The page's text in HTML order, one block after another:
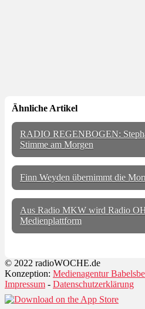
Ähnliche Artikel
RADIO REGENBOGEN:
Stimme am Morgen
Finn Weyden übernimmt die
Aus Radio MKW wird Radio
Medienplattform
© 2022 radioWOCHE.de
Konzeption: Medienagentur
Impressum - Datenschutzerklärung